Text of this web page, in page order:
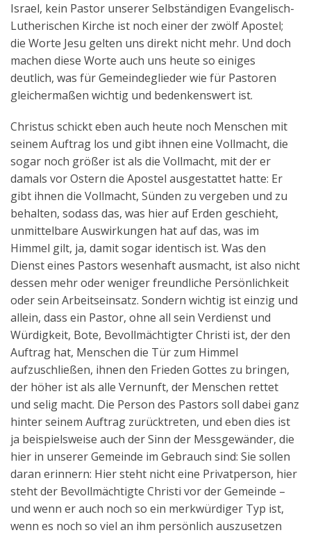
Israel, kein Pastor unserer Selbständigen Evangelisch-
Lutherischen Kirche ist noch einer der zwölf Apostel;
die Worte Jesu gelten uns direkt nicht mehr. Und doch
machen diese Worte auch uns heute so einiges
deutlich, was für Gemeindeglieder wie für Pastoren
gleichermaßen wichtig und bedenkenswert ist.
Christus schickt eben auch heute noch Menschen mit
seinem Auftrag los und gibt ihnen eine Vollmacht, die
sogar noch größer ist als die Vollmacht, mit der er
damals vor Ostern die Apostel ausgestattet hatte: Er
gibt ihnen die Vollmacht, Sünden zu vergeben und zu
behalten, sodass das, was hier auf Erden geschieht,
unmittelbare Auswirkungen hat auf das, was im
Himmel gilt, ja, damit sogar identisch ist. Was den
Dienst eines Pastors wesenhaft ausmacht, ist also nicht
dessen mehr oder weniger freundliche Persönlichkeit
oder sein Arbeitseinsatz. Sondern wichtig ist einzig und
allein, dass ein Pastor, ohne all sein Verdienst und
Würdigkeit, Bote, Bevollmächtigter Christi ist, der den
Auftrag hat, Menschen die Tür zum Himmel
aufzuschließen, ihnen den Frieden Gottes zu bringen,
der höher ist als alle Vernunft, der Menschen rettet
und selig macht. Die Person des Pastors soll dabei ganz
hinter seinem Auftrag zurücktreten, und eben dies ist
ja beispielsweise auch der Sinn der Messgewänder, die
hier in unserer Gemeinde im Gebrauch sind: Sie sollen
daran erinnern: Hier steht nicht eine Privatperson, hier
steht der Bevollmächtigte Christi vor der Gemeinde –
und wenn er auch noch so ein merkwürdiger Typ ist,
wenn es noch so viel an ihm persönlich auszusetzen